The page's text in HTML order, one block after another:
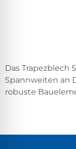
Das Trapezblech
Spannweiten an
robuste